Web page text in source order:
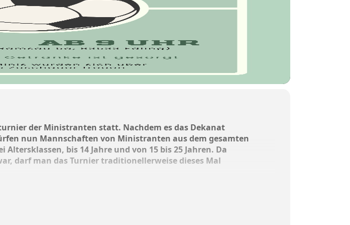
der Ministranten statt. Nachdem es das Dekanat
nun Mannschaften von Ministranten aus dem gesamten
bis 14 Jahre und von 15 bis 25 Jahren. Da
darf man das Turnier traditionellerweise dieses Mal
5a, 83533 Edling).